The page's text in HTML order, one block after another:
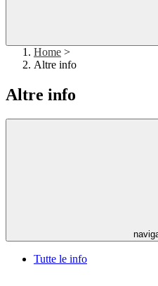
Home >
Altre info
Altre info
Tutte le info